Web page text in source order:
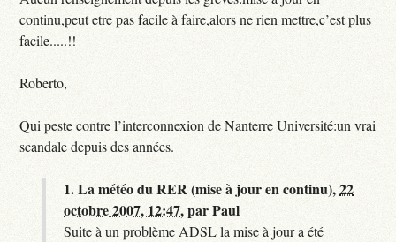
continu,peut etre pas facile à faire,alors ne rien mettre,c’est plus
facile.....!!
Roberto,
Qui peste contre l’interconnexion de Nanterre Université:un vrai
scandale depuis des années.
1.La météo du RER (mise à jour en continu),22
octobre 2007, 12:47,parPaul
Suite à un problème ADSL la mise à jour a été